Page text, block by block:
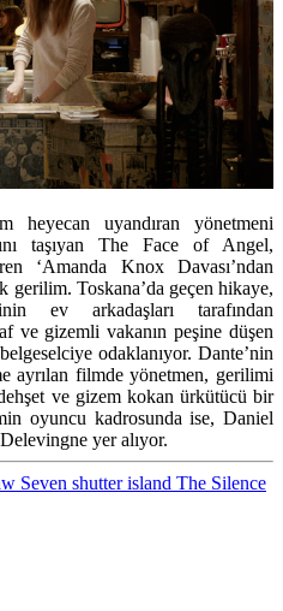
heyecan uyandıran yönetmeni
taşıyan The Face of Angel,
‘Amanda Knox Davası’ndan
gerilim. Toskana’da geçen hikaye,
ev arkadaşları tarafından
ve gizemli vakanın peşine düşen
odaklanıyor. Dante’nin
ayrılan filmde yönetmen, gerilimi
ve gizem kokan ürkütücü bir
oyuncu kadrosunda ise, Daniel
yer alıyor.
Seven shutter island The Silence